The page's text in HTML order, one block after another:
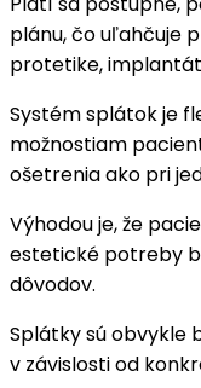
plánu, čo uľahčuje
protetike,
Systém splátok je
možnostiam
ošetrenia ako pri
Výhodou je, že
estetické potreby
dôvodov.
Splátky sú obvykle
v závislosti od